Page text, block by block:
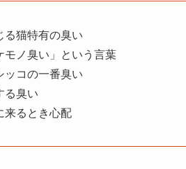
る猫特有の臭い
ノ臭い」という言葉
ッコの一番臭い
る臭い
来るとき心配